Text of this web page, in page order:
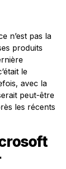
n’est pas la
produits
le
avec la
peut-être
les récents